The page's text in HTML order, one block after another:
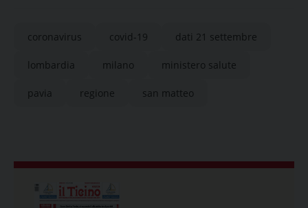
coronavirus covid-19 dati 21 settembre
lombardia milano ministero salute
pavia regione san matteo